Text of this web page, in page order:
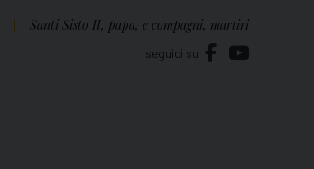
Santi Sisto II, papa, e compagni, martiri
seguici su